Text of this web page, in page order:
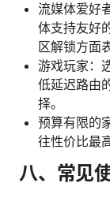
流媒体爱好
体支持友好
区解锁方面
游戏玩家：
低延迟路由
择。
预算有限的
往性价比最
八、常见